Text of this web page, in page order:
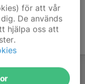
för att vår
De används
hjälpa oss att